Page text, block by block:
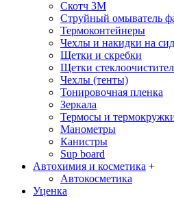
Скотч 3М
Струйный омыватель
Термоконтейнеры
Чехлы и накидки на
Щетки и скребки
Щетки
Чехлы (тенты)
Тонировочная пленка
Зеркалa
Термосы и
Манометры
Канистры
Sup board
Автохимия и косметика +
Автокосметика
Уценка